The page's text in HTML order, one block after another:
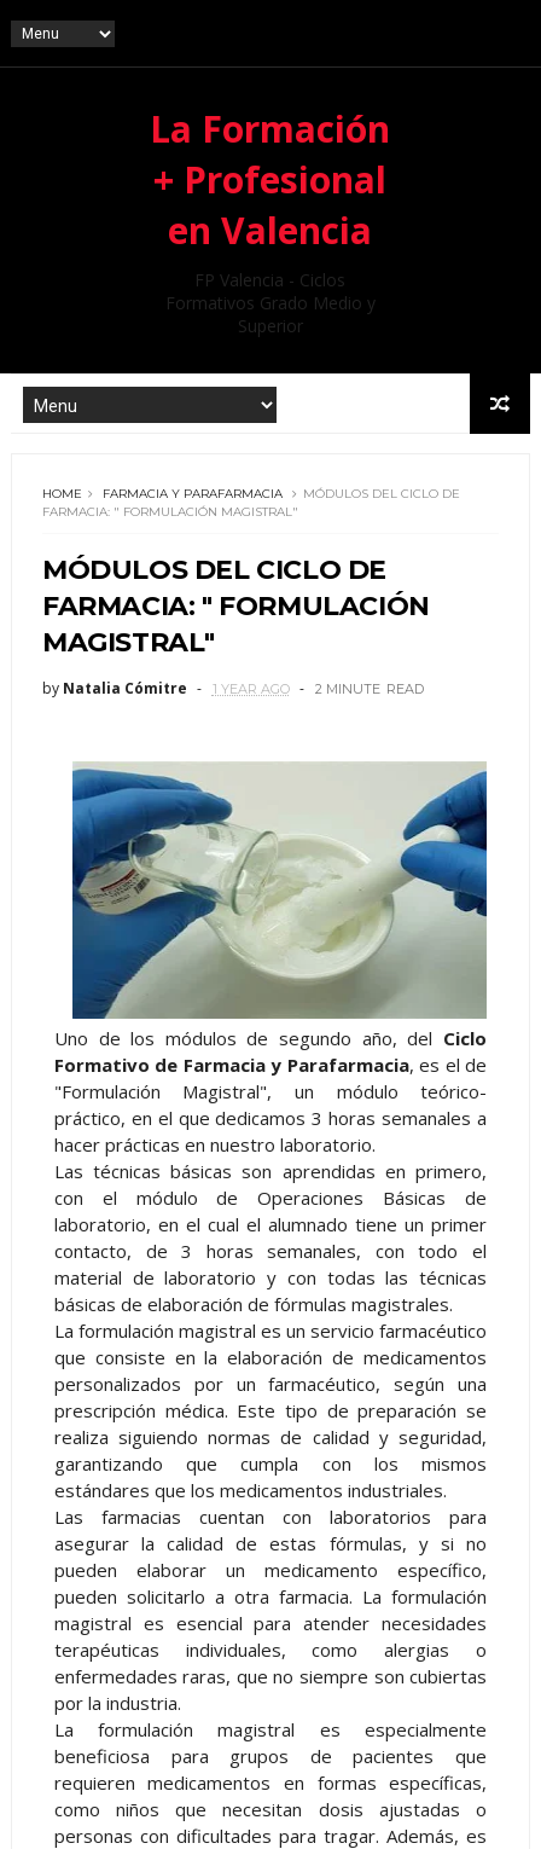
La Formación
+ Profesional
en Valencia
FP Valencia - Ciclos
Formativos Grado Medio y
Superior
HOME FARMACIA Y PARAFARMACIA
MÓDULOS DEL CICLO DE
FARMACIA: " FORMULACIÓN MAGISTRAL"
MÓDULOS DEL CICLO DE
FARMACIA: " FORMULACIÓN
MAGISTRAL"
by Natalia Cómitre 1 YEAR AGO 2 MINUTE READ
Uno de los módulos de segundo año, del Ciclo
Formativo de Farmacia y Parafarmacia, es el de
"Formulación Magistral", un módulo teórico-
práctico, en el que dedicamos 3 horas semanales a
hacer prácticas en nuestro laboratorio.
Las técnicas básicas son aprendidas en primero,
con el módulo de Operaciones Básicas de
laboratorio, en el cual el alumnado tiene un primer
contacto, de 3 horas semanales, con todo el
material de laboratorio y con todas las técnicas
básicas de elaboración de fórmulas magistrales.
La formulación magistral es un servicio farmacéutico
que consiste en la elaboración de medicamentos
personalizados por un farmacéutico, según una
prescripción médica. Este tipo de preparación se
realiza siguiendo normas de calidad y seguridad,
garantizando que cumpla con los mismos
estándares que los medicamentos industriales.
Las farmacias cuentan con laboratorios para
asegurar la calidad de estas fórmulas, y si no
pueden elaborar un medicamento específico,
pueden solicitarlo a otra farmacia. La formulación
magistral es esencial para atender necesidades
terapéuticas individuales, como alergias o
enfermedades raras, que no siempre son cubiertas
por la industria.
La formulación magistral es especialmente
beneficiosa para grupos de pacientes que
requieren medicamentos en formas específicas,
como niños que necesitan dosis ajustadas o
personas con dificultades para tragar. Además, es